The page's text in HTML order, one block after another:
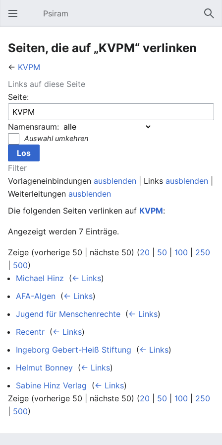
Hauptmenü öffnen Psiram
Seiten, die auf „KVPM“ verlinken
← KVPM
Links auf diese Seite
Seite:
Namensraum:
Auswahl umkehren
Filter
Vorlageneinbindungen ausblenden | Links ausblenden
Weiterleitungen ausblenden
Die folgenden Seiten verlinken auf KVPM:
Angezeigt werden 7 Einträge.
Zeige (vorherige 50 | nächste 50) (20 50 100
250
500)
Michael Hinz (← Links)
AFA-Algen (← Links)
Jugend für Menschenrechte (← Links)
Recentr (← Links)
Ingeborg Gebert-Heiß Stiftung (← Links)
Helmut Bonney (← Links)
Sabine Hinz Verlag (← Links)
Zeige (vorherige 50 | nächste 50) (20 50 100
250
500)